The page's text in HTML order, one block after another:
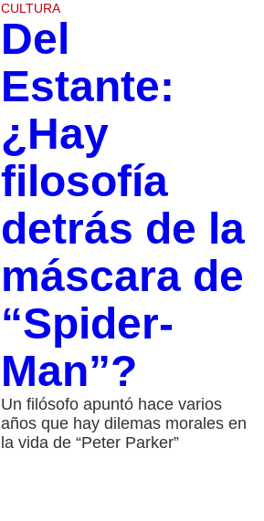
CULTURA
Del
Estante:
¿Hay
filosofía
detrás de la
máscara de
“Spider-
Man”?
Un filósofo apuntó hace varios
años que hay dilemas morales en
la vida de “Peter Parker”